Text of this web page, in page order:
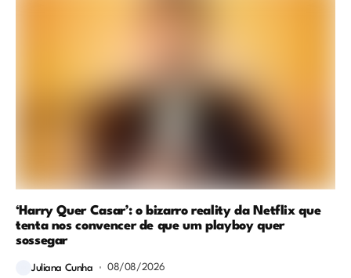
‘Harry Quer Casar’: o bizarro reality da Netflix que
tenta nos convencer de que um playboy quer
sossegar
Juliana Cunha 08/08/2026